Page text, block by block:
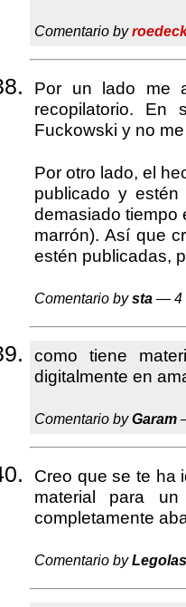
Comentario by
Por un lado me
recopilatorio. En
Fuckowski y no
Por otro lado, el
publicado y
demasiado tiempo
marrón). Así que
estén publicadas,
Comentario bysta — 4
como tiene
digitalmente en
Comentario byGaram
Creo que se te ha
material para
completamente
Comentario byLegolas